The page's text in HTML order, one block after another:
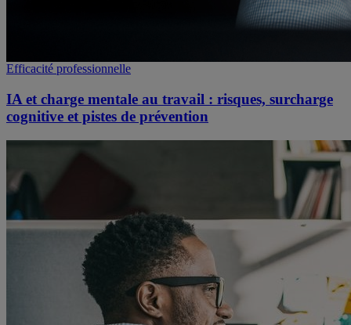
Efficacité professionnelle
IA et charge mentale au travail : risques, surcharge
cognitive et pistes de prévention